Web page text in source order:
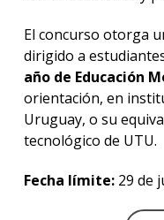
El concurso otorga
dirigido a
año de Educación
orientación, en
Uruguay, o su
tecnológico de UTU.
Fecha límite:29 de